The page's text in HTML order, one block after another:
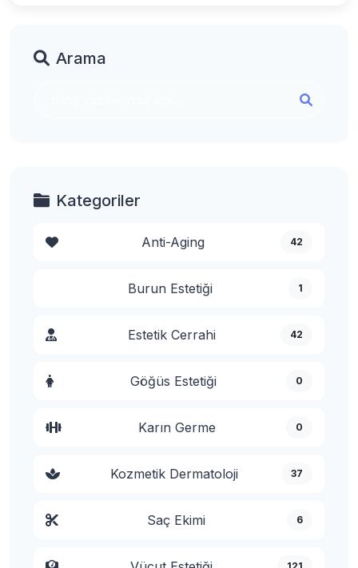
Arama
Kategoriler
Anti-Aging 42
Burun Estetiği 1
Estetik Cerrahi 42
Göğüs Estetiği 0
Karın Germe 0
Kozmetik Dermatoloji 37
Saç Ekimi 6